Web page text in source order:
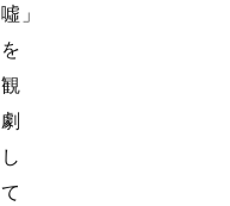
噓」
を
観
劇
し
て